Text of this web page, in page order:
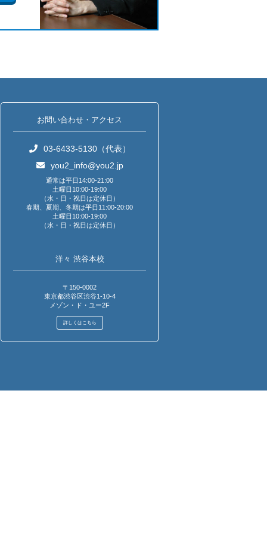
お問い合わせ・アクセス
03-6433-5130（代表）
you2_info@you2.jp
通常は平日14:00-21:00
土曜日10:00-19:00
（水・日・祝日は定休日）
春期、夏期、冬期は平日11:00-20:00
土曜日10:00-19:00
（水・日・祝日は定休日）
洋々 渋谷本校
〒150-0002
東京都渋谷区渋谷1-10-4
メゾン・ド・ユー2F
詳しくはこちら